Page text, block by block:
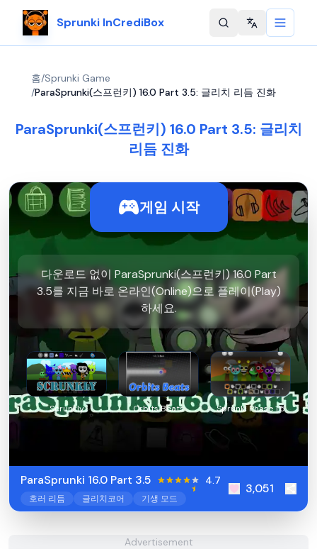
Sprunki InCrediBox Change
홈/Sprunki Game
/ParaSprunki(스프런키) 16.0 Part 3.5: 글리치 리듬 진화
ParaSprunki(스프런키) 16.0 Part 3.5: 글리치
리듬 진화
게임 시작
다운로드 없이 ParaSprunki(스프런키) 16.0 Part
3.5를 지금 바로 온라인(Online)으로 플레이(Play)
하세요.
Scrunkly Orbits Beats Sprunki Phase 1.5
ParaSprunki 16.0 Part 3.5 4.7
호러 리듬 글리치코어 기생 모드
3,051
Advertisement